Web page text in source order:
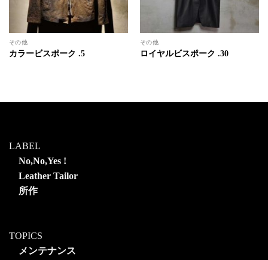
その他
カラービスポーク .5
その他
ロイヤルビスポーク .30
LABEL
No,No,Yes !
Leather Tailor
所作
TOPICS
メンテナンス